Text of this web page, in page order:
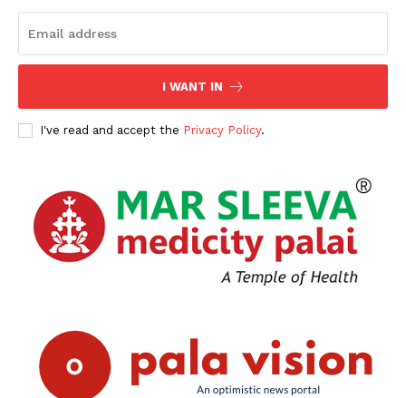
PALA VISION
About
Subscription Plans
My account
Grievance Redressal
I WANT IN
I've read and accept the Privacy Policy.